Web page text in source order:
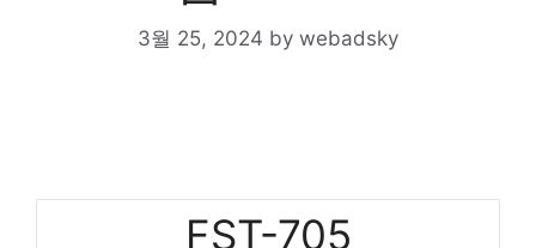
3월 25, 2024 by webadsky
FST-705